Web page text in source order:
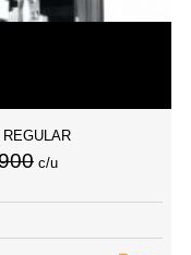
c/u